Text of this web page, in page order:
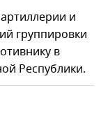
и
группировки
в
Республики.